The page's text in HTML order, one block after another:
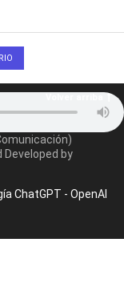
Developed by
ChatGPT - OpenAI